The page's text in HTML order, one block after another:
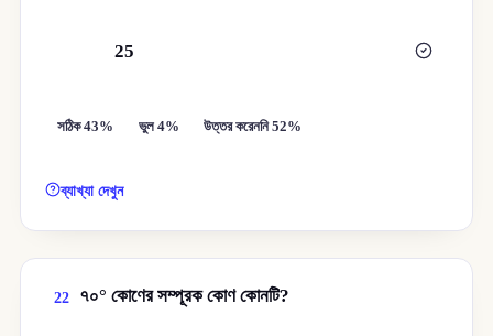
25
সঠিক 43% ভুল 4% উত্তর করেননি 52%
ব্যাখ্যা দেখুন
22 ৭০° কোণের সম্পূরক কোণ কোনটি?